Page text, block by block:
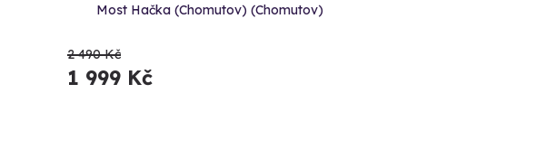
Most Hačka (Chomutov) (Chomutov)
2 490 Kč
1 999 Kč